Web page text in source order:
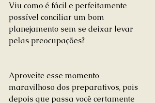
Viu como é fácil e perfeitamente
possível conciliar um bom
planejamento sem se deixar levar
pelas preocupações?
Aproveite esse momento
maravilhoso dos preparativos, pois
depois que passa você certamente